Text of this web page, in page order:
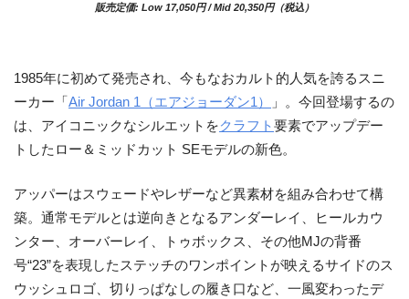
販売定価: Low 17,050円 / Mid 20,350円（税込）
1985年に初めて発売され、今もなおカルト的人気を誇るスニ
ーカー「 Air Jordan 1（エアジョーダン1）
」。今回登場するの
は、アイコニックなシルエットをクラフト要素でアップデー
トしたロー＆ミッドカット SEモデルの新色。
アッパーはスウェードやレザーなど異素材を組み合わせて構
築。通常モデルとは逆向きとなるアンダーレイ、ヒールカウ
ンター、オーバーレイ、トゥボックス、その他MJの背番
号“23”を表現したステッチのワンポイントが映えるサイドのス
ウッシュロゴ、切りっぱなしの履き口など、一風変わったデ